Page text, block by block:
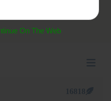
(344)کسی مسلمان کو غیر مسلم کہنا
On The Web